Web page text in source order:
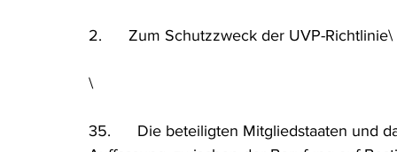
2.      Zum Schutzzweck der UVP-Richtlinie\
\
35.      Die beteiligten Mitgliedstaaten